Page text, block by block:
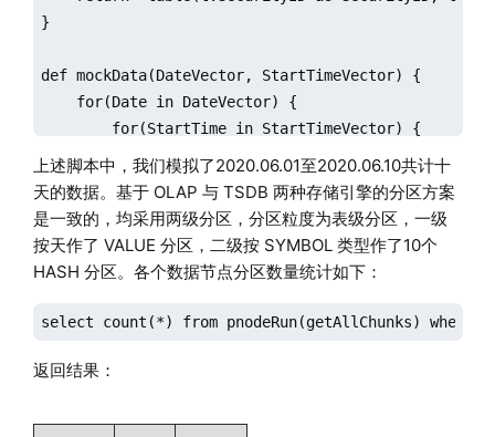
}
def mockData(DateVector, StartTimeVector) {
    for(Date in DateVector) {
        for(StartTime in StartTimeVector) {
            data = mockHalfDayData(Date, StartTime)
            // OLAP存储引擎分布式表插入模拟数据
loadTable("dfs://Level1",
            // TSDB存储引擎分布式表插入模拟数据
loadTable("dfs://Level1_TSDB",
    }
上述脚本中，我们模拟了2020.06.01至2020.06.10共计十
天的数据。基于 OLAP 与 TSDB 两种存储引擎的分区方案
是一致的，均采用两级分区，分区粒度为表级分区，一级
按天作了 VALUE 分区，二级按 SYMBOL 类型作了10个
HASH 分区。各个数据节点分区数量统计如下：
select count(*) from pnodeRun(getAllChunks)
返回结果：